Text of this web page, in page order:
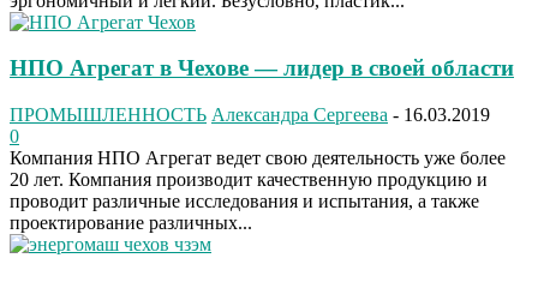
НПО Агрегат в Чехове — лидер в своей области
ПРОМЫШЛЕННОСТЬ Александра Сергеева - 16.03.2019
0
Компания НПО Агрегат ведет свою деятельность уже более
20 лет. Компания производит качественную продукцию и
проводит различные исследования и испытания, а также
проектирование различных...